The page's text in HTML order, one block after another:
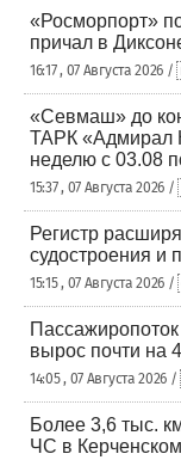
«Росморпорт»
причал в
16:17 , 07 Августа 2026 /
«Севмаш» до
ТАРК «Адмирал
неделю с 03.08
15:37 , 07 Августа 2026 /
Регистр
судостроения и
15:15 , 07 Августа 2026 /
вырос почти на
14:05 , 07 Августа 2026 /
Более 3,6 тыс.
ЧС в